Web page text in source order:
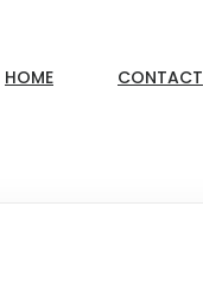
HOME CONTACT